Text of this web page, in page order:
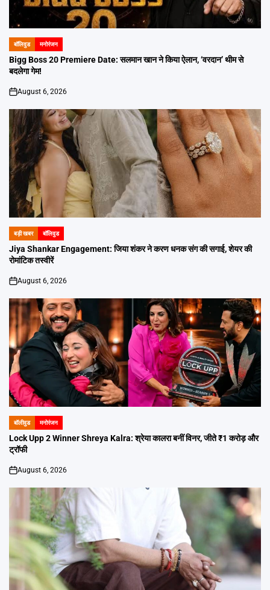
POSTED
IN
बॉलिवुड मनोरंजन
Bigg Boss 20 Premiere Date: सलमान खान ने किया ऐलान, ‘वरदान’ थीम से
बदलेगा गेम!
on
August 6, 2026
POSTED
IN
बड़ी खबर बॉलिवुड
Jiya Shankar Engagement: जिया शंकर ने करण धनक संग की सगाई, शेयर की
रोमांटिक तस्वीरें
on
August 6, 2026
POSTED
IN
बॉलीवुड मनोरंजन
Lock Upp 2 Winner Shreya Kalra: श्रेया कालरा बनीं विनर, जीते ₹1 करोड़ और
ट्रॉफी
on
August 6, 2026